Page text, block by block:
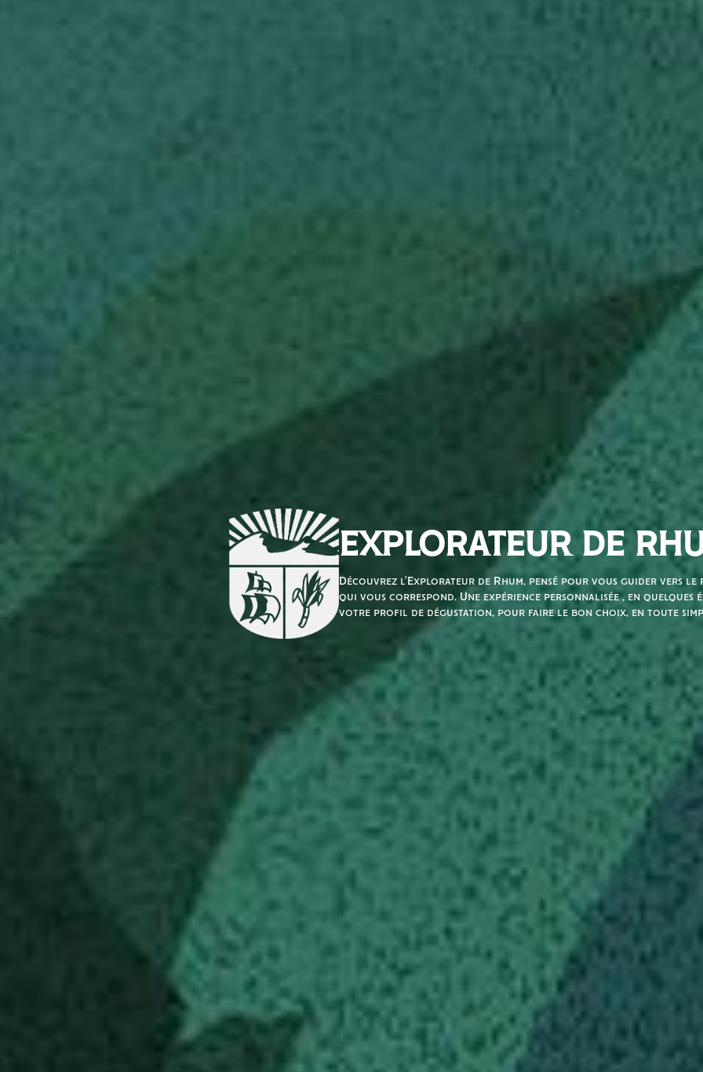
EXPLORATEUR DE
Découvrez l’Explorateur de Rhum, pensé pour vous guider vers
qui vous correspond. Une expérience personnalisée , en quelques
votre profil de dégustation, pour faire le bon choix, en toute